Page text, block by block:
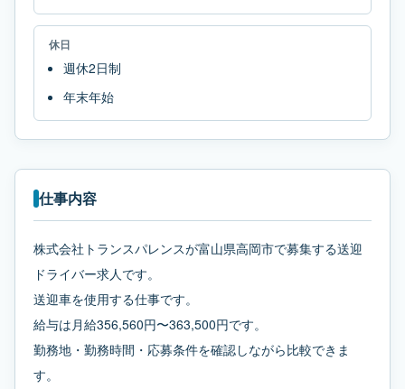
休日
週休2日制
年末年始
仕事内容
株式会社トランスパレンスが富山県高岡市で募集する送迎
ドライバー求人です。
送迎車を使用する仕事です。
給与は月給356,560円〜363,500円です。
勤務地・勤務時間・応募条件を確認しながら比較できま
す。